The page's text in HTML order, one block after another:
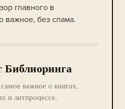
главного в
важное, без спама.
Библиоринга
важное о книгах,
и литпроцессе.